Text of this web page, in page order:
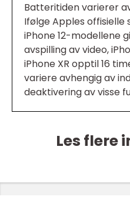
Batteritiden varierer
Ifølge Apples offisielle
iPhone 12-modellene
avspilling av video,
iPhone XR opptil 16
variere avhengig av
deaktivering av visse
Les flere